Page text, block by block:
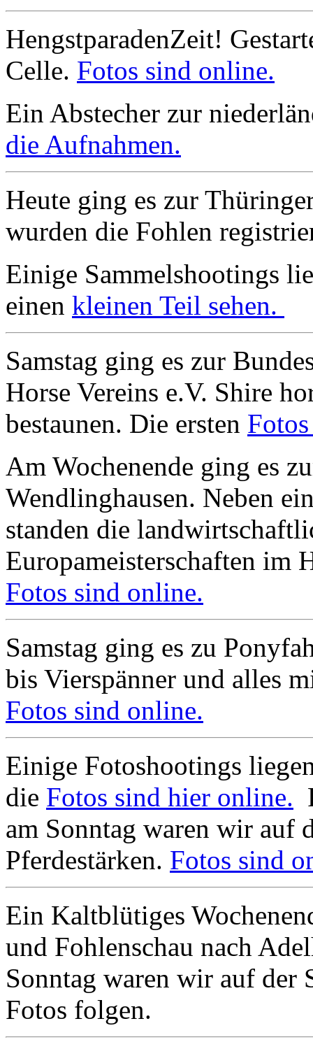
HengstparadenZeit!
Celle. Fotos sind online.
Ein Abstecher zur
die Aufnahmen.
Heute ging es zur
wurden die Fohlen
Einige Sammelshootings
einen kleinen Teil sehen.
Samstag ging es zur
Horse Vereins e.V. Shire
bestaunen. Die ersten
Am Wochenende ging es
Wendlinghausen. Neben
standen die
Europameisterschaften im
Fotos sind online.
Samstag ging es zu
bis Vierspänner und alles
Fotos sind online.
Einige Fotoshootings
die Fotos sind hier online.
am Sonntag waren wir auf
Pferdestärken. Fotos sind
Ein Kaltblütiges
und Fohlenschau nach
Sonntag waren wir auf der
Fotos folgen.